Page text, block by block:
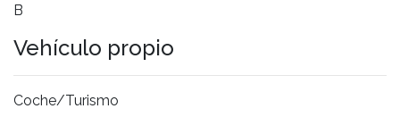
B
Vehículo propio
Coche/Turismo